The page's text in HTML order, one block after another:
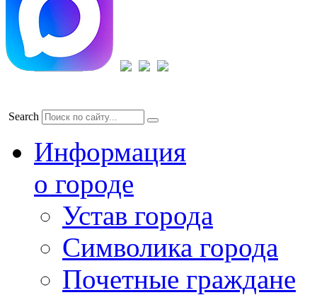
Search
Информация
о городе
Устав города
Символика города
Почетные граждане